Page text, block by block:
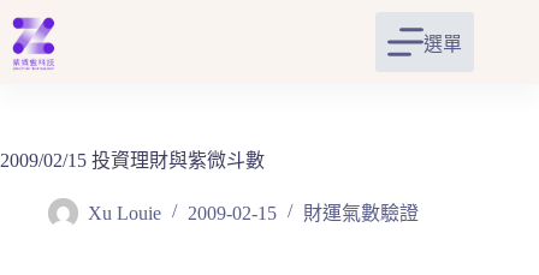
跳
至
主
容
選單
2009/02/15 投資理財與紫微斗數
Xu Louie 2009-02-15 財運氣數驗證